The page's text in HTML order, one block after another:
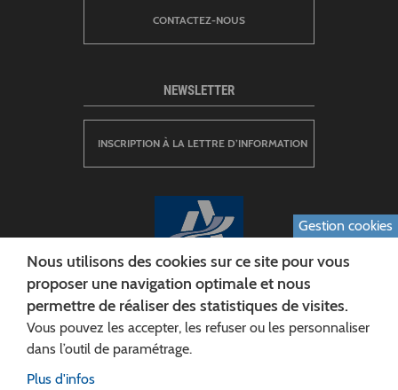
CONSEIL DÉPARTEMENTAL DE L'AISNE
Siège :
CONTACTEZ-NOUS
NEWSLETTER
INSCRIPTION À LA LETTRE D’INFORMATION
Gestion cookies
Nous utilisons des cookies sur ce site pour vous
proposer une navigation optimale et nous
permettre de réaliser des statistiques de visites.
Vous pouvez les accepter, les refuser ou les personnaliser
dans l’outil de paramétrage.
Plus d'infos